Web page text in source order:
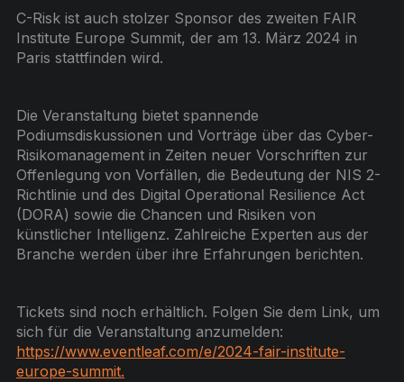
C-Risk ist auch stolzer Sponsor des zweiten FAIR
Institute Europe Summit, der am 13. März 2024 in
Paris stattfinden wird.
Die Veranstaltung bietet spannende
Podiumsdiskussionen und Vorträge über das Cyber-
Risikomanagement in Zeiten neuer Vorschriften zur
Offenlegung von Vorfällen, die Bedeutung der NIS 2-
Richtlinie und des Digital Operational Resilience Act
(DORA) sowie die Chancen und Risiken von
künstlicher Intelligenz. Zahlreiche Experten aus der
Branche werden über ihre Erfahrungen berichten.
Tickets sind noch erhältlich. Folgen Sie dem Link, um
sich für die Veranstaltung anzumelden:
https://www.eventleaf.com/e/2024-fair-institute-
europe-summit.